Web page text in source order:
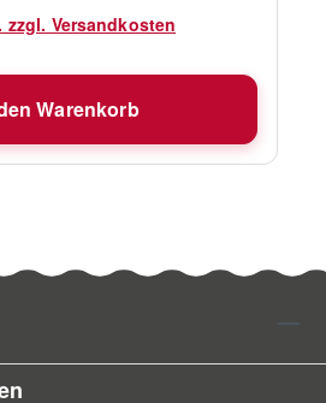
zzgl. Versandkosten
Warenkorb